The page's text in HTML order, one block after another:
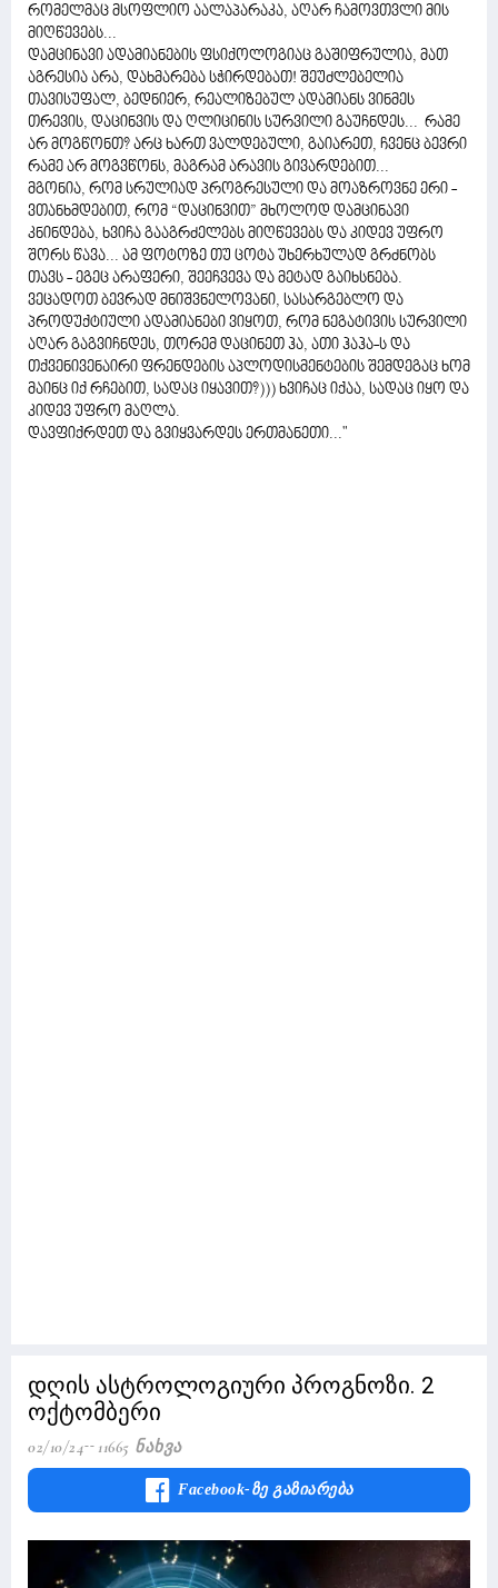
რომელმაც მსოფლიო აალაპარაკა, აღარ ჩამოვთვლი მის
მიღწევებს...
დამცინავი ადამიანების ფსიქოლოგიაც გაშიფრულია, მათ
აგრესია არა, დახმარება სჭირდებათ! შეუძლებელია
თავისუფალ, ბედნიერ, რეალიზებულ ადამიანს ვინმეს
თრევის, დაცინვის და ღლიცინის სურვილი გაუჩნდეს... რამე
არ მოგწონთ? არც ხართ ვალდებული, გაიარეთ, ჩვენც ბევრი
რამე არ მოგვწონს, მაგრამ არავის გივარდებით...
მგონია, რომ სრულიად პროგრესული და მოაზროვნე ერი -
ვთანხმდებით, რომ “დაცინვით” მხოლოდ დამცინავი
კნინდება, ხვიჩა გააგრძელებს მიღწევებს და კიდევ უფრო
შორს წავა... ამ ფოტოზე თუ ცოტა უხერხულად გრძნობს
თავს - ეგეც არაფერი, შეეჩვევა და მეტად გაიხსნება.
ვეცადოთ ბევრად მნიშვნელოვანი, სასარგებლო და
პროდუქტიული ადამიანები ვიყოთ, რომ ნეგატივის სურვილი
აღარ გაგვიჩნდეს, თორემ დაცინეთ ჰა, ათი ჰაჰა-ს და
თქვენივენაირი ფრენდების აპლოდისმენტების შემდეგაც ხომ
მაინც იქ რჩებით, სადაც იყავით?))) ხვიჩაც იქაა, სადაც იყო და
კიდევ უფრო მაღლა.
დავფიქრდეთ და გვიყვარდეს ერთმანეთი..."
დღის ასტროლოგიური პროგნოზი. 2
ოქტომბერი
02/10/24 11665 Ნახვა
Facebook-Ზე Გაზიარება